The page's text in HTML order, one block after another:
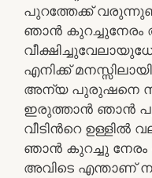
പുറത്തേക്ക്
ഞാൻ കുറച്ചുനേരം
എനിക്ക്
അന്യ പുരുഷനെ
ഇരുത്താൻ ഞാൻ
വീടിൻറെ
ഞാൻ കുറച്ചു
അവിടെ എന്താണ്